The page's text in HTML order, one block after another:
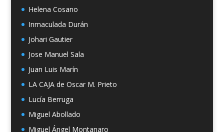
Helena Cosano
Inmaculada Durán
Johari Gautier
Jose Manuel Sala
Juan Luis Marín
LA CAJA de Oscar M. Prieto
Lucía Berruga
Miguel Abollado
Miguel Ángel Montanaro